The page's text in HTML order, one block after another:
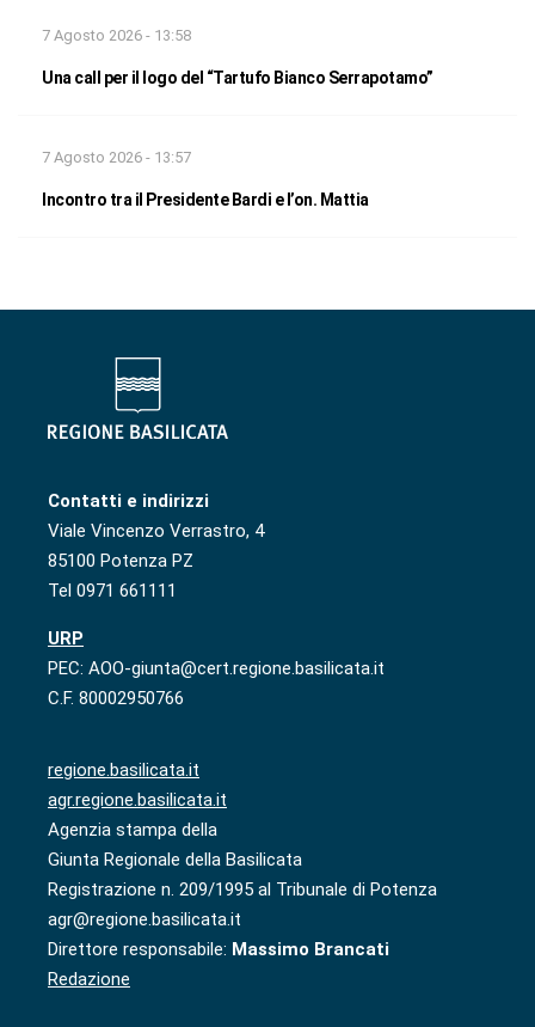
7 Agosto 2026 - 13:58
Una call per il logo del “Tartufo Bianco Serrapotamo”
7 Agosto 2026 - 13:57
Incontro tra il Presidente Bardi e l’on. Mattia
Contatti e indirizzi
Viale Vincenzo Verrastro, 4
85100 Potenza PZ
Tel 0971 661111
URP
PEC: AOO-giunta@cert.regione.basilicata.it
C.F. 80002950766
regione.basilicata.it
agr.regione.basilicata.it
Agenzia stampa della
Giunta Regionale della Basilicata
Registrazione n. 209/1995 al Tribunale di Potenza
agr@regione.basilicata.it
Direttore responsabile: Massimo Brancati
Redazione